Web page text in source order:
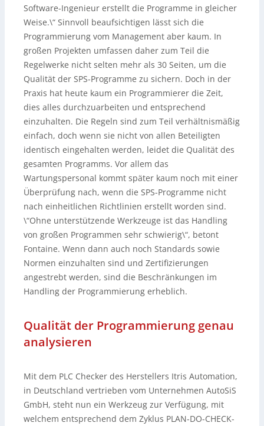
Software-Ingenieur erstellt die Programme in gleicher
Weise.\“ Sinnvoll beaufsichtigen lässt sich die
Programmierung vom Management aber kaum. In
großen Projekten umfassen daher zum Teil die
Regelwerke nicht selten mehr als 30 Seiten, um die
Qualität der SPS-Programme zu sichern. Doch in der
Praxis hat heute kaum ein Programmierer die Zeit,
dies alles durchzuarbeiten und entsprechend
einzuhalten. Die Regeln sind zum Teil verhältnismäßig
einfach, doch wenn sie nicht von allen Beteiligten
identisch eingehalten werden, leidet die Qualität des
gesamten Programms. Vor allem das
Wartungspersonal kommt später kaum noch mit einer
Überprüfung nach, wenn die SPS-Programme nicht
nach einheitlichen Richtlinien erstellt worden sind.
\“Ohne unterstützende Werkzeuge ist das Handling
von großen Programmen sehr schwierig\“, betont
Fontaine. Wenn dann auch noch Standards sowie
Normen einzuhalten sind und Zertifizierungen
angestrebt werden, sind die Beschränkungen im
Handling der Programmierung erheblich.
Qualität der Programmierung genau
analysieren
Mit dem PLC Checker des Herstellers Itris Automation,
in Deutschland vertrieben vom Unternehmen AutoSiS
GmbH, steht nun ein Werkzeug zur Verfügung, mit
welchem entsprechend dem Zyklus PLAN-DO-CHECK-